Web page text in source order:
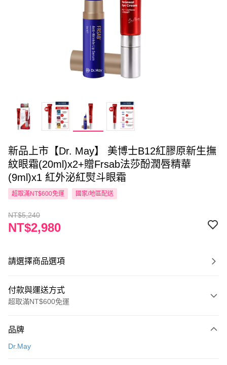
新品上市【Dr. May】 美博士B12紅膠原新生撫
紋眼霜(20ml)x2+贈Frsab法莎酚潤唇精華
(9ml)x1 紅外泌紅熨斗眼霜
超取滿NT$600免運 國家/地區配送
NT$5,240
NT$2,980
請選擇商品選項
付款與運送方式
超取滿NT$600免運
信用卡一次付款
品牌
Dr.May